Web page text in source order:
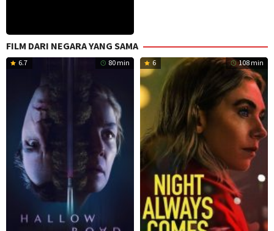
FILM DARI NEGARA YANG SAMA
6.7 80 min 6 108 min